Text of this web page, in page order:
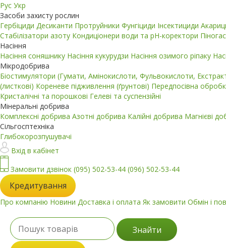
Рус Укр
Засоби захисту рослин
Гербіциди Десиканти Протруйники Фунгіциди Інсектициди
Стабілізатори азоту Кондиціонери води та pH-коректори
Насіння
Насіння соняшнику Насіння кукурудзи Насіння озимого ріпаку
Мікродобрива
Біостимулятори (Гумати, Амінокислоти, Фульвокислоти,
(листкові) Кореневе підживлення (ґрунтові) Передпосівна
Кристалічні та порошкові Гелеві та суспензійні
Мінеральні добрива
Комплексні добрива Азотні добрива Калійні добрива Магнієві
Сільгосптехніка
Глибокорозпушувачі
Вхід в кабінет
Замовити дзвінок (095) 502-53-44 (096) 502-53-44
Кредитування
Про компанію Новини Доставка і оплата Як замовити Обмін і
Знайти